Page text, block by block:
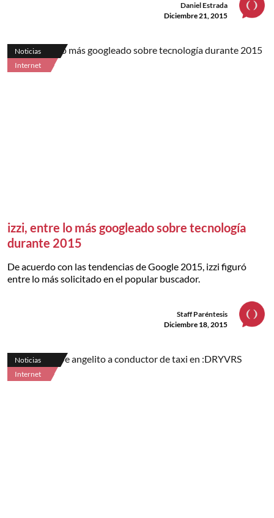
Daniel Estrada
Diciembre 21, 2015
Noticias
Internet
izzi, entre lo más googleado sobre tecnología
durante 2015
De acuerdo con las tendencias de Google 2015, izzi figuró
entre lo más solicitado en el popular buscador.
Staff Paréntesis
Diciembre 18, 2015
Noticias
Internet